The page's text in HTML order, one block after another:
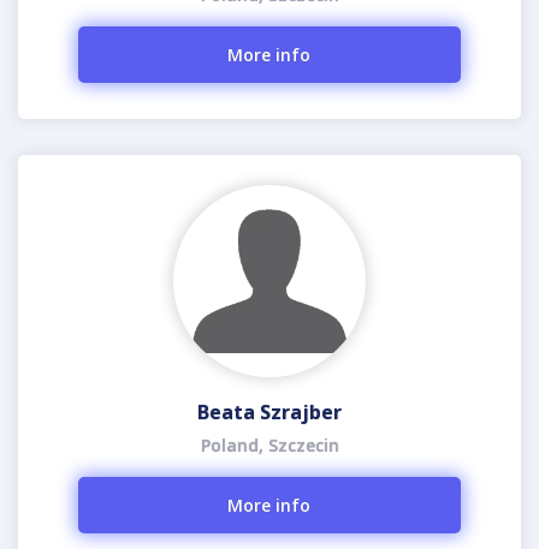
More info
Beata Szrajber
Poland, Szczecin
More info